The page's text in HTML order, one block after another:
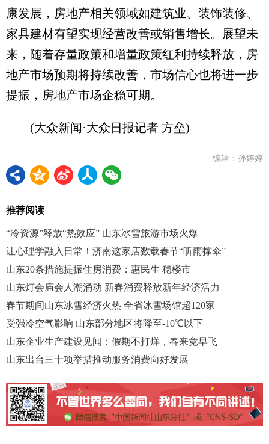
康发展，房地产相关领域如建筑业、装饰装修、
家具建材有望实现经营改善或销售增长。展望未
来，随着存量政策和增量政策红利持续释放，房
地产市场预期将持续改善，市场信心也将进一步
提振，房地产市场企稳可期。
(大众新闻·大众日报记者 方垒)
编辑：孙婷婷
推荐阅读
“冷资源”释放“热效应” 山东冰雪旅游市场火爆
让心理学融入日常！济南这家店数载春节“听雨撑伞”
山东20条措施提振住房消费：惠民生 稳楼市
山东灯会庙会人潮涌动 新春消费释放新年经济活力
春节期间山东冰雪经济火热 全省冰雪场馆超120家
受强冷空气影响 山东部分地区将降至-10℃以下
山东企业生产建设见闻：假期不打烊，春来竞早飞
山东出台三十项举措推动服务消费向好发展